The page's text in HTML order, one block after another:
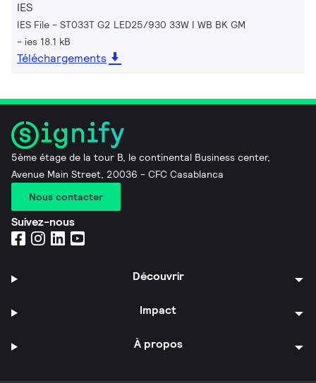
IES
IES File - ST033T G2 LED25/930 33W I WB BK GM
ies 18.1 kB
Téléchargements
5ème étage de la tour B, le continental Business center,
Avenue Main Street, 20036 - CFC Casablanca
Nous contacter
Suivez-nous
Découvrir
Impact
À propos